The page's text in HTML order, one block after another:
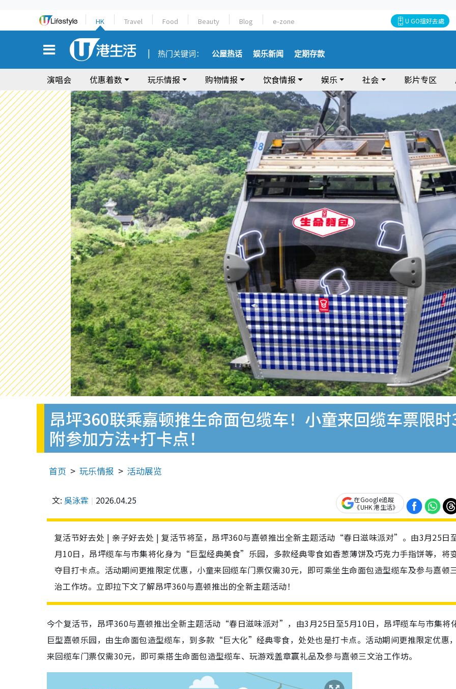
HK Travel Food Beauty Blog e-zone U GO搵好去處
热门关键词： 公屋热话 娱乐新闻 定期存款
演唱会 优惠着数 玩乐情报 购物情报 饮食情报 娱乐 社会 影片专区
昂坪360联乘嘉顿推生命面包缆车！小童来回缆车票限
附参加方法+打卡点！
首页 玩乐情报 活动展览
文: 吳泳霖 2026.04.25
在Google追蹤
《UHK 港生活》
复活节好去处 | 亲子好去处 | 复活节将至，昂坪360与嘉顿推出全新主题活动“春日滋味派对”。由3月25日
月10日，昂坪缆车与市集将化身为“巨型经典美食”乐园，多款经典零食如香葱薄饼及巧克力手指饼等，将
夺目打卡点。活动期间更推限定优惠，小童来回缆车门票仅需30元，即可乘坐生命面包造型缆车及参与嘉顿
治工作坊。立即拉下文了解昂坪360与嘉顿推出的全新主题活动！
今个复活节，昂坪360与嘉顿推出全新主题活动“春日滋味派对”，由3月25日至5月10日，昂坪缆车与市集将
巨型嘉顿乐园，由生命面包造型缆车，到多款“巨大化”经典零食，处处也是打卡点。活动期间更推限定优惠
来回缆车门票仅需30元，即可乘搭生命面包造型缆车、玩游戏盖章赢礼品及参与嘉顿三文治工作坊。